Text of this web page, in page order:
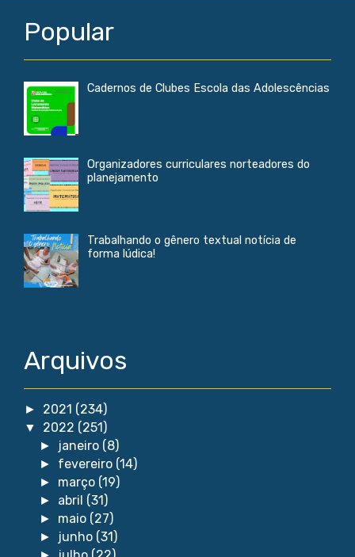
Popular
Cadernos de Clubes Escola das Adolescências
Organizadores curriculares norteadores do
planejamento
Trabalhando o gênero textual notícia de
forma lúdica!
Arquivos
► 2021 (234)
▼ 2022 (251)
► janeiro (8)
► fevereiro (14)
► março (19)
► abril (31)
► maio (27)
► junho (31)